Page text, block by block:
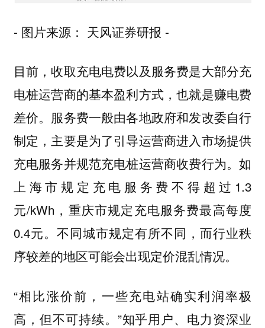
- 图片来源： 天风证券研报 -
目前，收取充电电费以及服务费是大部分充
电桩运营商的基本盈利方式，也就是赚电费
差价。服务费一般由各地政府和发改委自行
制定，主要是为了引导运营商进入市场提供
充电服务并规范充电桩运营商收费行为。如
上海市规定充电服务费不得超过1.3
元/kWh，重庆市规定充电服务费最高每度
0.4元。不同城市规定有所不同，而行业秩
序较差的地区可能会出现定价混乱情况。
“相比涨价前，一些充电站确实利润率极
高，但不可持续。”知乎用户、电力资深业